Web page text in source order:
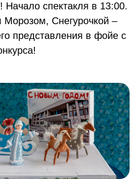
Начало спектакля в 13:00.
Морозом, Снегурочкой –
представления в фойе с